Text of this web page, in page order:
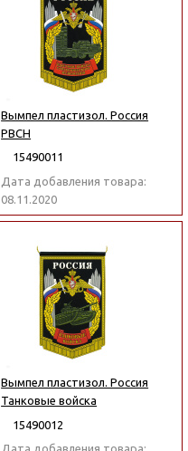
Вымпел пластизол. Россия
РВСН
15490011
Дата добавления товара:
08.11.2020
Вымпел пластизол. Россия
Танковые войска
15490012